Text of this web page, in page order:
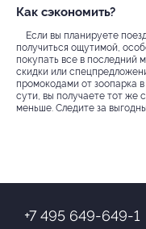
Как сэкономить?
Если вы планируете
получиться ощутимой,
покупать все в последний
скидки или
промокодами от зоопарка
сути, вы получаете тот же
меньше. Следите за
+7 495 649-649-1